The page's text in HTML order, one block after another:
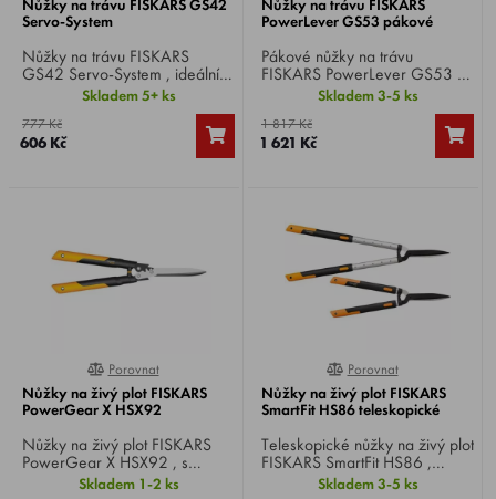
Nůžky na trávu FISKARS GS42
Servo-System
Nůžky na trávu FISKARS
GS42 Servo-System , ideální
pro zastřihávání okrajů
Skladem 5+ ks
777 Kč
606 Kč
Nůžky na trávu FISKARS
PowerLever GS53 pákové
Pákové nůžky na trávu
FISKARS PowerLever GS53 ,
vhodné pro střihání trávy,
živých plotů a křovin, dosah
stříhání až 2,5 m, max. průměr
větví 10 mm.
Skladem 3-5 ks
1 817 Kč
1 621 Kč
0%
Porovnat
Nůžky na živý plot FISKARS
PowerGear X HSX92
Nůžky na živý plot FISKARS
PowerGear X HSX92 , s
oboustranným převodem, pro
Skladem 1-2 ks
0%
Porovnat
Nůžky na živý plot FISKARS
SmartFit HS86 teleskopické
Teleskopické nůžky na živý plot
FISKARS SmartFit HS86 ,
vhodné pro zastřihávání živých
Skladem 3-5 ks